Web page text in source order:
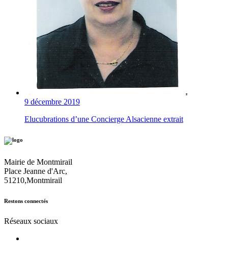
9 décembre 2019
Elucubrations d’une Concierge Alsacienne extrait
Mairie de Montmirail
Place Jeanne d'Arc,
51210,Montmirail
Restons connectés
Réseaux sociaux